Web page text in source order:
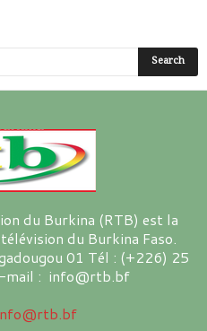
du Burkina (RTB) est la
du Burkina Faso.
01 Tél : (+226) 25
: info@rtb.bf